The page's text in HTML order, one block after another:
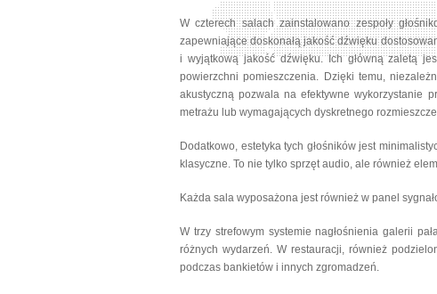
W czterech salach zainstalowano zespoły
zapewniające doskonałą jakość dźwięku
i wyjątkową jakość dźwięku. Ich główną zaletą
powierzchni pomieszczenia. Dzięki temu,
akustyczną pozwala na efektywne wykorzystanie
metrażu lub wymagających dyskretnego
Dodatkowo, estetyka tych głośników jest
klasyczne. To nie tylko sprzęt audio, ale również
Każda sala wyposażona jest również w panel
W trzy strefowym systemie nagłośnienia galerii
różnych wydarzeń. W restauracji, również
podczas bankietów i innych zgromadzeń.